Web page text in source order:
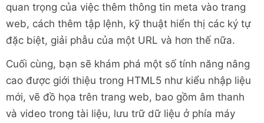
quan trọng của việc thêm thông tin meta vào trang
web, cách thêm tập lệnh, kỹ thuật hiển thị các ký tự
đặc biệt, giải phẫu của một URL và hơn thế nữa.
Cuối cùng, bạn sẽ khám phá một số tính năng nâng
cao được giới thiệu trong HTML5 như kiểu nhập liệu
mới, vẽ đồ họa trên trang web, bao gồm âm thanh
và video trong tài liệu, lưu trữ dữ liệu ở phía máy